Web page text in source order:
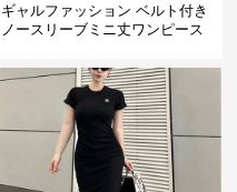
ギャルファッション ベルト付き
ノースリーブミニ丈ワンピース